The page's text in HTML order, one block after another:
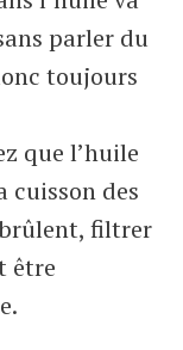
parler du
toujours
que l’huile
cuisson des
filtrer
être